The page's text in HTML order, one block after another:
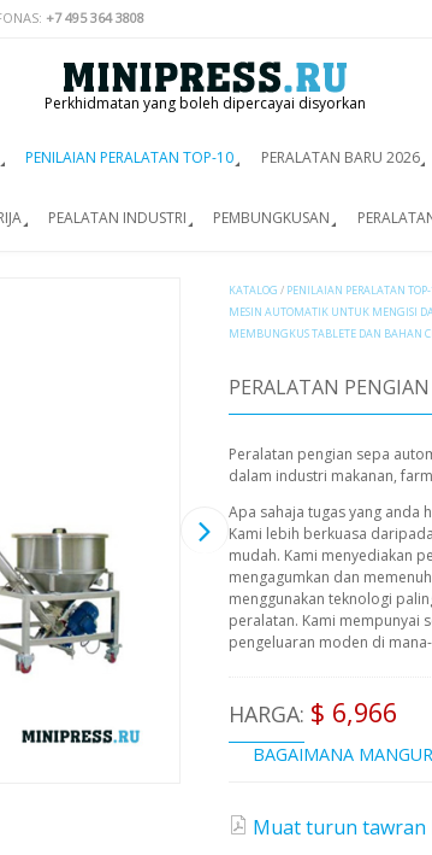
+7 495 364 3808
Perkhidmatan yang boleh dipercayai disyorkan
PENILAIAN PERALATAN TOP-10 PERALATAN BARU 2026
PEALATAN INDUSTRI PEMBUNGKUSAN
KATALOG / PENILAIAN PERALATAN
MESIN AUTOMATIK UNTUK MENGISI
MEMBUNGKUS TABLETE DAN BAHAN
PERALATAN
Peralatan pengian sepa
dalam industri makanan,
Apa sahaja tugas yang anda
Kami lebih berkuasa
mudah. Kami menyediakan
mengagumkan dan
menggunakan teknologi
peralatan. Kami mempunyai
pengeluaran moden di
HARGA: $ 6,966
BAGAIMANA
Muat turun tawran